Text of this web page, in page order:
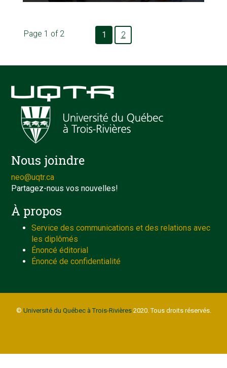
Page 1 of 2 1 2
Nous joindre
neo@uqtr.ca
Partagez-nous vos nouvelles!
À propos
Service des communications et des relations avec
les diplômés
Énoncé éditorial
Énoncé de confidentialité
© Université du Québec à Trois-Rivières2020. Tous droits réservés.